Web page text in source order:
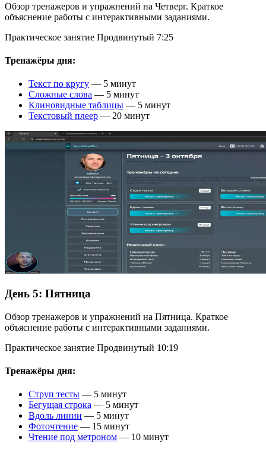
Обзор тренажеров и упражнений на Четверг. Краткое
объяснение работы с интерактивными заданиями.
Практическое занятие Продвинутый 7:25
Тренажёры дня:
Текст по кругу — 5 минут
Сложные слова — 5 минут
Клиновидные таблицы — 5 минут
Текстовый плеер — 20 минут
День 5: Пятница
Обзор тренажеров и упражнений на Пятница. Краткое
объяснение работы с интерактивными заданиями.
Практическое занятие Продвинутый 10:19
Тренажёры дня:
Струп тесты — 5 минут
Бегущая строка — 5 минут
Вдоль линии — 5 минут
Фоточтение — 15 минут
Чтение под метроном — 10 минут